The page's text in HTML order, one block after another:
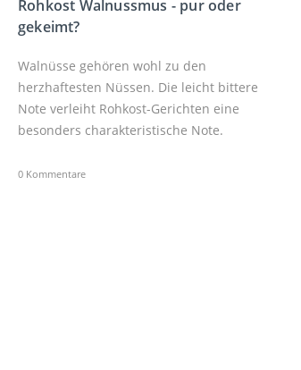
Rohkost Walnussmus - pur oder
gekeimt?
Walnüsse gehören wohl zu den
herzhaftesten Nüssen. Die leicht bittere
Note verleiht Rohkost-Gerichten eine
besonders charakteristische Note.
0 Kommentare